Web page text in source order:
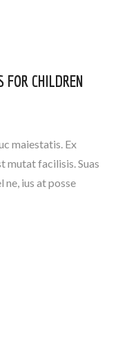
FOR CHILDREN
maiestatis. Ex
mutat facilisis. Suas
ne, ius at posse